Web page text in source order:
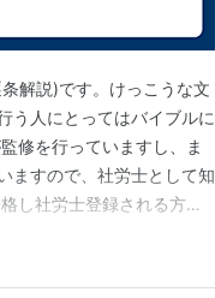
解説)です。けっこうな文
う人にとってはバイブルに
修を行っていますし、ま
ますので、社労士として知
し社労士登録される方に
士法改正の内容が反映さ